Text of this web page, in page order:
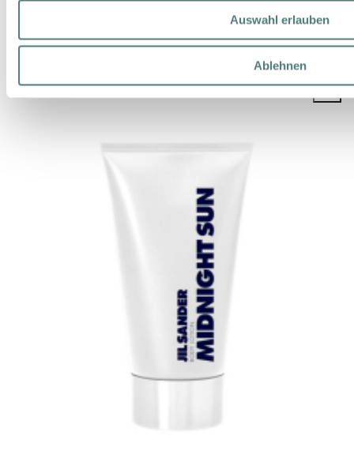
Auswahl erlauben
Ablehnen
19,99 €